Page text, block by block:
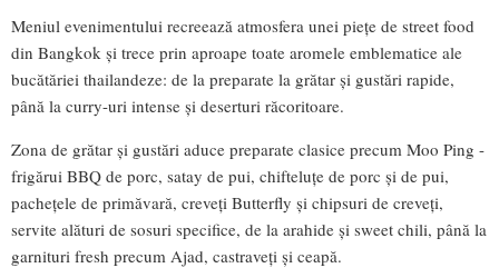
Meniul evenimentului recreează atmosfera unei piețe de street food
din Bangkok și trece prin aproape toate aromele emblematice ale
bucătăriei thailandeze: de la preparate la grătar și gustări rapide,
până la curry-uri intense și deserturi răcoritoare.
Zona de grătar și gustări aduce preparate clasice precum Moo Ping -
frigărui BBQ de porc, satay de pui, chifteluțe de porc și de pui,
pachețele de primăvară, creveți Butterfly și chipsuri de creveți,
servite alături de sosuri specifice, de la arahide și sweet chili, până la
garnituri fresh precum Ajad, castraveți și ceapă.